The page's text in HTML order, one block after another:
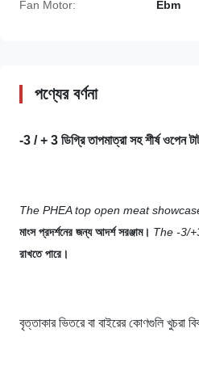
Fan Motor: Ebm
পণ্যের বর্ণনা
-3 / + 3 ডিগ্রি তাপমাত্রা সহ শীর্ষ ওপেন
The PHEA top open meat
মাংস প্রদর্শনের জন্য আদর্শ সরঞ্জাম। The -3/
রাখতে পারে।
বৃত্তাকার ভিতরে বা বাইরের কোণগুলি খুচরা